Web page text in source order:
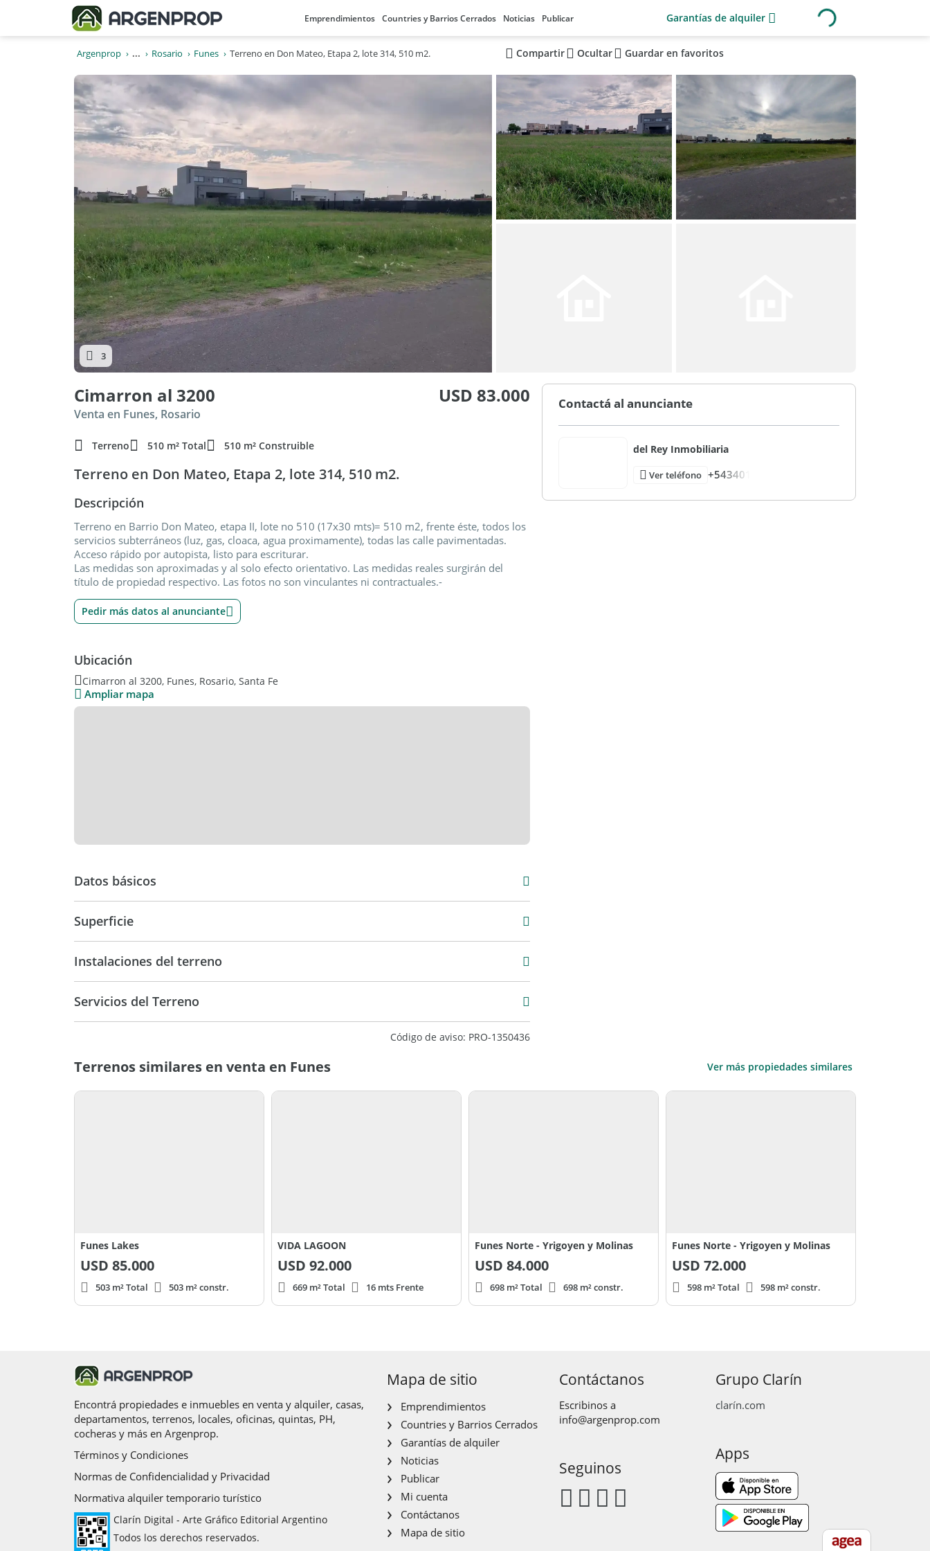
Emprendimientos Countries y Barrios Cerrados Noticias Publicar Garantías de alquiler
Argenprop ... Rosario Funes Terreno en Don Mateo, Etapa 2, lote 314, 510 m2. Compartir Ocultar Guardar en favoritos
3
Cimarron al 3200 USD 83.000
Venta en Funes, Rosario
Terreno 510 m² Total 510 m² Construible
Terreno en Don Mateo, Etapa 2, lote 314, 510 m2.
Descripción
Terreno en Barrio Don Mateo, etapa II, lote no 510 (17x30 mts)= 510 m2, frente éste, todos los
servicios subterráneos (luz, gas, cloaca, agua proximamente), todas las calle pavimentadas.
Acceso rápido por autopista, listo para escriturar.
Las medidas son aproximadas y al solo efecto orientativo. Las medidas reales surgirán del
título de propiedad respectivo. Las fotos no son vinculantes ni contractuales.-
Pedir más datos al anunciante
Ubicación
Cimarron al 3200, Funes, Rosario, Santa Fe
Ampliar mapa
Datos básicos
Superficie
Instalaciones del terreno
Servicios del Terreno
Código de aviso: PRO-1350436
Contactá al anunciante
del Rey Inmobiliaria
Ver teléfono +543401
Terrenos similares en venta en Funes Ver más propiedades similares
Funes Lakes
USD 85.000
503 m² Total 503 m² constr.
VIDA LAGOON
USD 92.000
669 m² Total 16 mts Frente
Funes Norte - Yrigoyen y Molinas
USD 84.000
698 m² Total 698 m² constr.
Funes Norte - Yrigoyen y Molinas
USD 72.000
598 m² Total 598 m² constr.
Encontrá propiedades e inmuebles en venta y alquiler, casas,
departamentos, terrenos, locales, oficinas, quintas, PH,
cocheras y más en Argenprop.
Términos y Condiciones
Normas de Confidencialidad y Privacidad
Normativa alquiler temporario turístico
Clarín Digital - Arte Gráfico Editorial Argentino
Todos los derechos reservados.
Mapa de sitio
Emprendimientos
Countries y Barrios Cerrados
Garantías de alquiler
Noticias
Publicar
Mi cuenta
Contáctanos
Mapa de sitio
Contáctanos
Escribinos a
info@argenprop.com
Seguinos
Grupo Clarín
clarín.com
Apps